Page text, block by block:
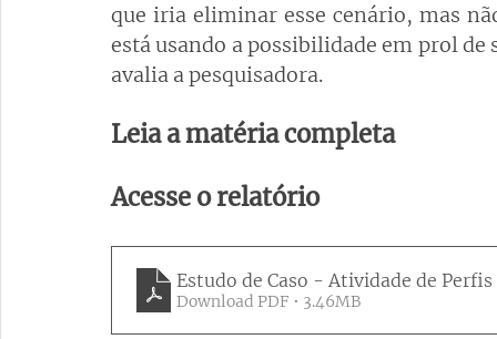
que iria eliminar esse cenário, mas
está usando a possibilidade em prol
avalia a pesquisadora.
Leia a matéria completa
Acesse o relatório
Estudo de Caso - Atividade de
Download PDF • 3.46MB